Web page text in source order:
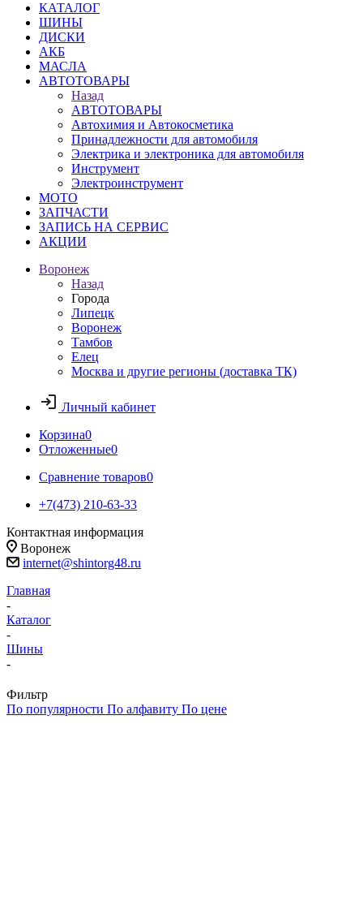
КАТАЛОГ
ШИНЫ
ДИСКИ
АКБ
МАСЛА
АВТОТОВАРЫ
Назад
АВТОТОВАРЫ
Автохимия и Автокосметика
Принадлежности для автомобиля
Электрика и электроника для автомобиля
Инструмент
Электроинструмент
МОТО
ЗАПЧАСТИ
ЗАПИСЬ НА СЕРВИС
АКЦИИ
Воронеж
Назад
Города
Липецк
Воронеж
Тамбов
Елец
Москва и другие регионы (доставка ТК)
Личный кабинет
Корзина0
Отложенные0
Сравнение товаров0
+7(473) 210-63-33
Контактная информация
Воронеж
internet@shintorg48.ru
Главная
-
Каталог
-
Шины
-
Фильтр
По популярности По алфавиту По цене